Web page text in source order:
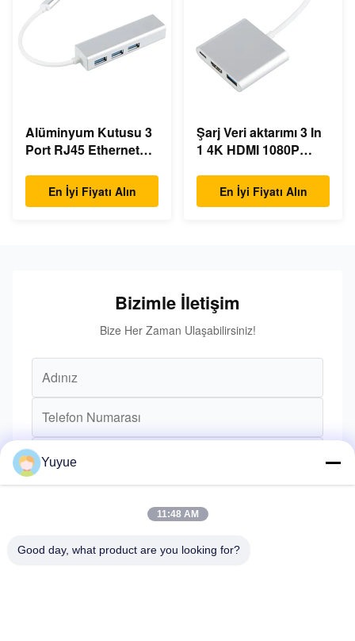
Alüminyum Kutusu 3
Port RJ45 Ethernet
En İyi Fiyatı Alın
Şarj Veri aktarımı 3 In
1 4K HDMI 1080P
En İyi Fiyatı Alın
Bizimle İletişim
Bize Her Zaman Ulaşabilirsiniz!
Yuyue
11:48 AM
Good day, what product are you looking for?